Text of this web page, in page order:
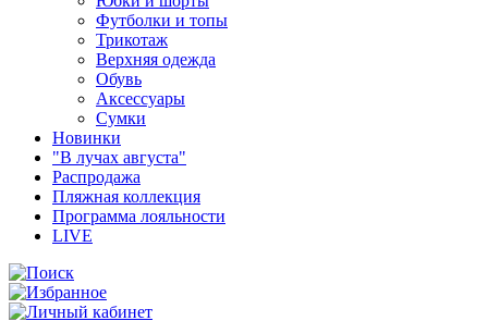
Футболки и топы
Трикотаж
Верхняя одежда
Обувь
Аксессуары
Сумки
Новинки
"В лучах августа"
Распродажа
Пляжная коллекция
Программа лояльности
LIVE